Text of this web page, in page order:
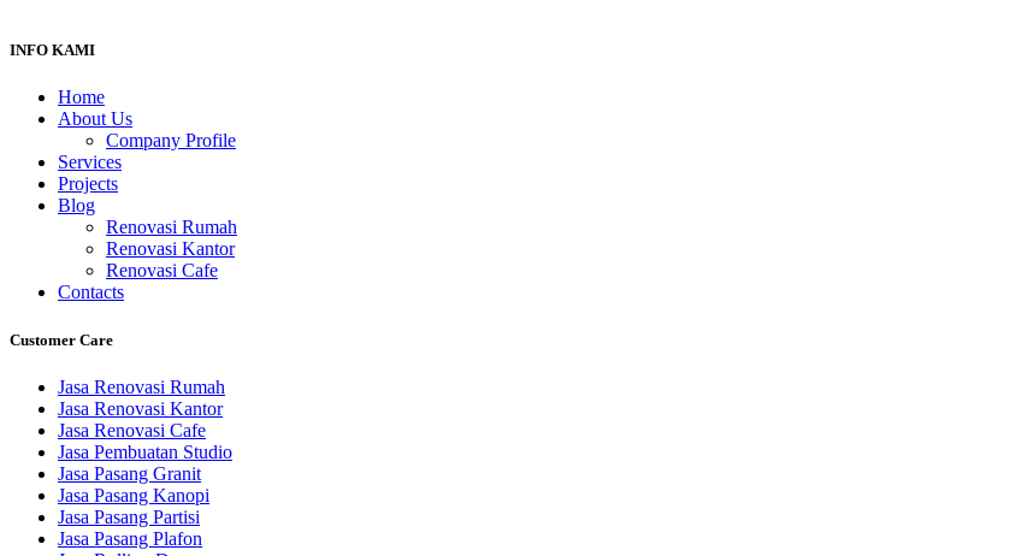
INFO KAMI
Home
About Us
Company Profile
Services
Projects
Blog
Renovasi Rumah
Renovasi Kantor
Renovasi Cafe
Contacts
Customer Care
Jasa Renovasi Rumah
Jasa Renovasi Kantor
Jasa Renovasi Cafe
Jasa Pembuatan Studio
Jasa Pasang Granit
Jasa Pasang Kanopi
Jasa Pasang Partisi
Jasa Pasang Plafon